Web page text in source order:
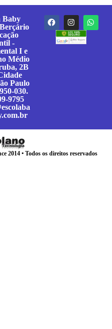
Baby
-
I e
Médio
2B
Paulo
030.
9795
2014 • Todos os direitos reservados